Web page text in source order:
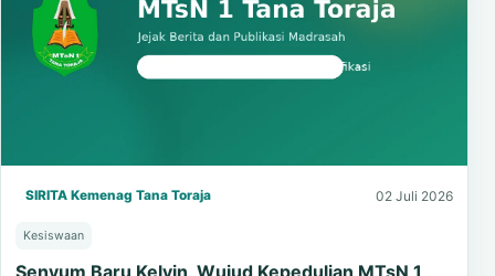
SIRITA Kemenag Tana Toraja 02 Juli 2026
Kesiswaan